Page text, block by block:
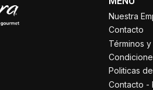
Nuestra
Contacto
Términos
Politicas
Contacto -